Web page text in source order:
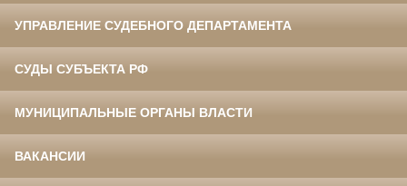
УПРАВЛЕНИЕ СУДЕБНОГО ДЕПАРТАМЕНТА
СУДЫ СУБЪЕКТА РФ
МУНИЦИПАЛЬНЫЕ ОРГАНЫ ВЛАСТИ
ВАКАНСИИ